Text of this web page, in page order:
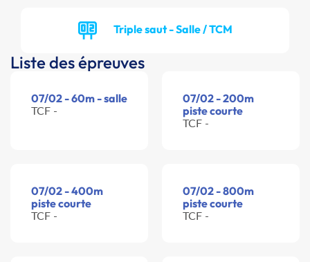
Triple saut - Salle / TCM
Liste des épreuves
07/02 - 60m - salle
TCF -
07/02 - 200m
piste courte
TCF -
07/02 - 400m
piste courte
TCF -
07/02 - 800m
piste courte
TCF -